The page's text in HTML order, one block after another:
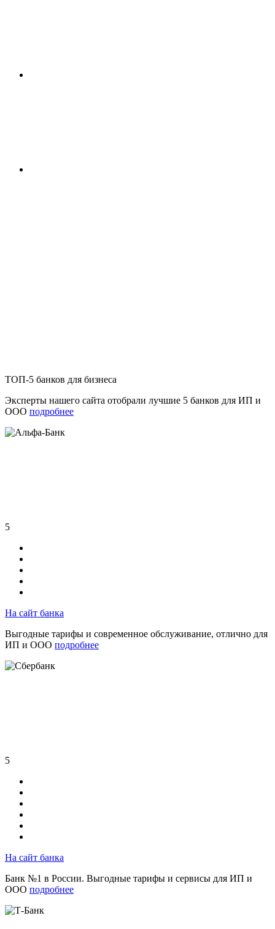
ТОП-5 банков для бизнеса
Эксперты нашего сайта отобрали лучшие 5 банков для ИП и
ООО подробнее
5
На сайт банка
Выгодные тарифы и современное обслуживание, отлично для
ИП и ООО подробнее
5
На сайт банка
Банк №1 в России. Выгодные тарифы и сервисы для ИП и
ООО подробнее